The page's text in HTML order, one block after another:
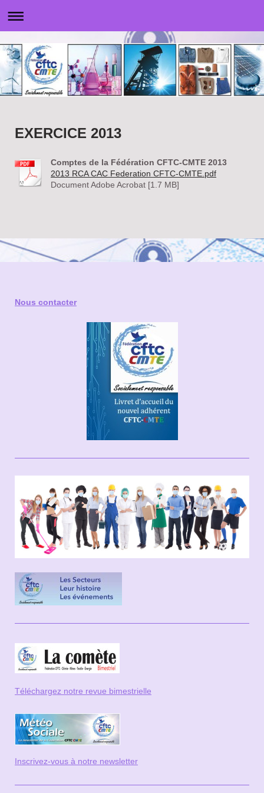
EXERCICE 2013
Comptes de la Fédération CFTC-CMTE 2013
2013 RCA CAC Federation CFTC-CMTE.pdf
Document Adobe Acrobat [1.7 MB]
Nous contacter
Téléchargez notre revue bimestrielle
Inscrivez-vous à notre newsletter